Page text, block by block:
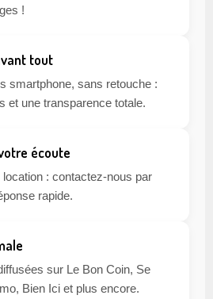
!
tout
smartphone, sans retouche :
et une transparence totale.
écoute
location : contactez-nous par
rapide.
sur Le Bon Coin, Se
Bien Ici et plus encore.